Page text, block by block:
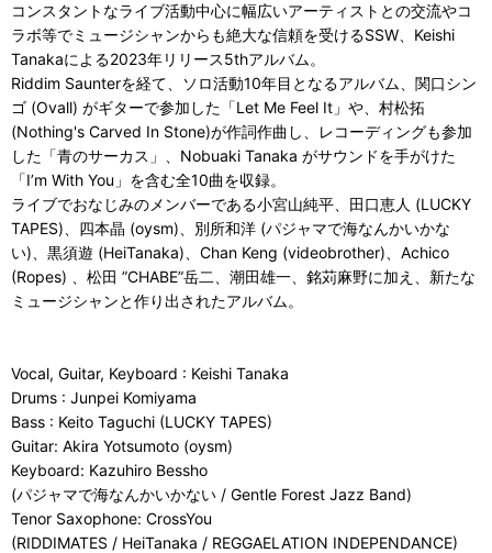
コンスタントなライブ活動中心に幅広いアーティストとの交流やコ
ラボ等でミュージシャンからも絶大な信頼を受けるSSW、Keishi
Tanakaによる2023年リリース5thアルバム。
Riddim Saunterを経て、ソロ活動10年目となるアルバム、関口シン
ゴ (Ovall) がギターで参加した「Let Me Feel It」や、村松拓
(Nothing's Carved In Stone)が作詞作曲し、レコーディングも参加
した「青のサーカス」、Nobuaki Tanaka がサウンドを手がけた
「I’m With You」を含む全10曲を収録。
ライブでおなじみのメンバーである小宮山純平、田口恵人 (LUCKY
TAPES)、四本晶 (oysm)、別所和洋 (パジャマで海なんかいかな
い)、黒須遊 (HeiTanaka)、Chan Keng (videobrother)、Achico
(Ropes) 、松田 ”CHABE”岳二、潮田雄一、銘苅麻野に加え、新たな
ミュージシャンと作り出されたアルバム。
Vocal, Guitar, Keyboard : Keishi Tanaka
Drums : Junpei Komiyama
Bass : Keito Taguchi (LUCKY TAPES)
Guitar: Akira Yotsumoto (oysm)
Keyboard: Kazuhiro Bessho
(パジャマで海なんかいかない / Gentle Forest Jazz Band)
Tenor Saxophone: CrossYou
(RIDDIMATES / HeiTanaka / REGGAELATION INDEPENDANCE)